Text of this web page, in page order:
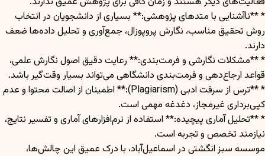
* **ناآشنایی با متدهای پژوهشی:** بسیاری از دانشجویان در انتخاب
روش تحقیق مناسب، نگارش پروپوزال، جمع‌آوری و تحلیل داده‌ها ضعف
دارند.
* **مشکلات نگارشی و فرمت‌بندی:** رعایت دقیق اصول نگارش علمی،
قواعد ارجاع‌دهی و فرمت‌بندی دانشگاهی می‌تواند بسیار وقت‌گیر باشد.
* **ترس از سرقت ادبی (Plagiarism):** اطمینان از اصالت محتوا و عدم
کپی‌برداری غیرمجاز، دغدغه مهمی است.
* **تحلیل آماری پیچیده:** استفاده از نرم‌افزارهای آماری و تفسیر نتایج،
نیازمند تخصص و تجربه است.
موسسه سبز انگشتی در اسماعیل‌آباد، با درک عمیق این چالش‌ها،